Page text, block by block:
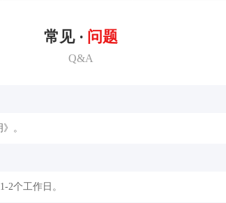
常见 · 问题
Q&A
。
2个工作日。